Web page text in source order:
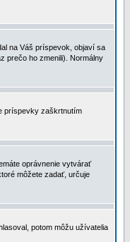
na Váš príspevok, objaví sa
prečo ho zmenili). Normálny
príspevky zaškrtnutím
oprávnenie vytvárať
môžete zadať, určuje
potom môžu užívatelia